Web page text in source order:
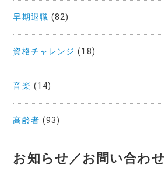
早期退職 (82)
資格チャレンジ (18)
音楽 (14)
高齢者 (93)
お知らせ／お問い合わせ